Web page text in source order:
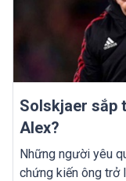
Solskjaer sắp
Alex?
Những người yêu
chứng kiến ông trở